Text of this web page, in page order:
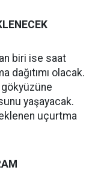
biri ise saat
dağıtımı olacak.
gökyüzüne
yaşayacak.
uçurtma